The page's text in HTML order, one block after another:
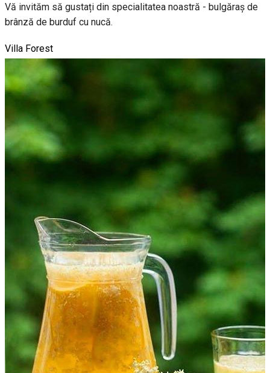
Vă invităm să gustați din specialitatea noastră - bulgăraș de
brânză de burduf cu nucă.
Villa Forest